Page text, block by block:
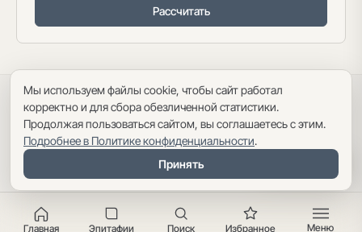
Рассчитать
Политика конфиденциальности Пользовательское соглашение
Карта сайта
Главная Эпитафии Поиск Избранное Меню
Мы используем файлы cookie, чтобы сайт работал
корректно и для сбора обезличенной статистики.
Продолжая пользоваться сайтом, вы соглашаетесь с этим.
Подробнее в Политике конфиденциальности.
Принять